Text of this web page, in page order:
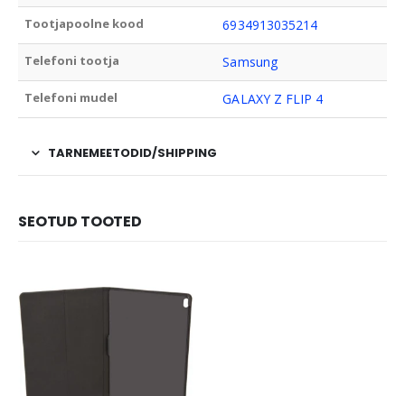
Tootjapoolne kood 6934913035214
Telefoni tootja Samsung
Telefoni mudel GALAXY Z FLIP 4
TARNEMEETODID/SHIPPING
SEOTUD TOOTED